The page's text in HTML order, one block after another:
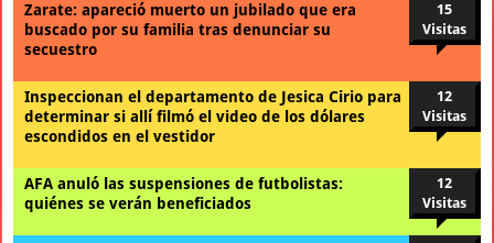
Zarate: apareció muerto un jubilado que era
buscado por su familia tras denunciar su
secuestro
15
Visitas
Inspeccionan el departamento de Jesica Cirio para
determinar si allí filmó el video de los dólares
escondidos en el vestidor
12
Visitas
AFA anuló las suspensiones de futbolistas:
quiénes se verán beneficiados
12
Visitas